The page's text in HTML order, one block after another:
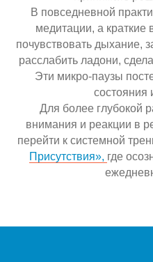
В повседневной
медитации, а
почувствовать дыхание,
расслабить ладони,
Эти микро-паузы
состояния
Для более глубокой
внимания и реакции в
перейти к системной
Присутствия», где